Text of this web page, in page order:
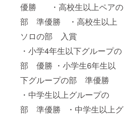
優勝 ・高校生以上ペアの
部 準優勝 ・高校生以上
ソロの部 入賞
・小学4年生以下グループの
部 優勝 ・小学生6年生以
下グループの部 準優勝
・中学生以上グループの
部 準優勝 ・中学生以上グ